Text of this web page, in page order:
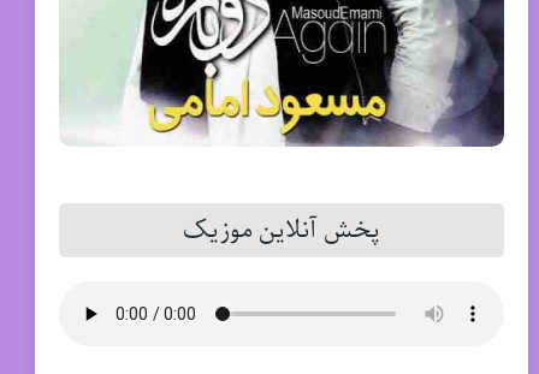
پخش آنلاین موزیک